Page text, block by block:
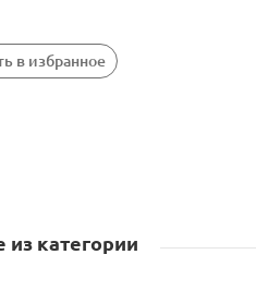
в избранное
из категории